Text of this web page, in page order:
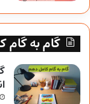
گام به گام